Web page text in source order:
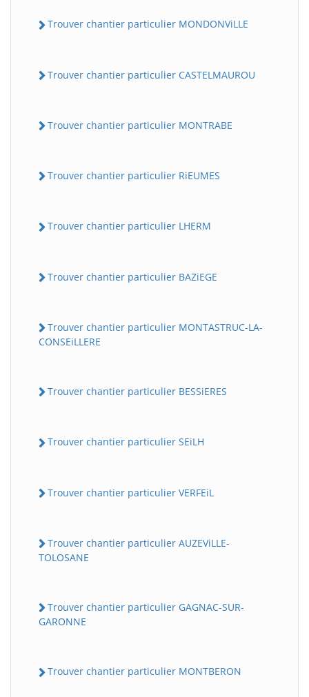
Trouver chantier particulier MONDONViLLE
Trouver chantier particulier CASTELMAUROU
Trouver chantier particulier MONTRABE
Trouver chantier particulier RiEUMES
Trouver chantier particulier LHERM
Trouver chantier particulier BAZiEGE
Trouver chantier particulier MONTASTRUC-LA-
CONSEiLLERE
Trouver chantier particulier BESSiERES
Trouver chantier particulier SEiLH
Trouver chantier particulier VERFEiL
Trouver chantier particulier AUZEViLLE-
TOLOSANE
Trouver chantier particulier GAGNAC-SUR-
GARONNE
Trouver chantier particulier MONTBERON